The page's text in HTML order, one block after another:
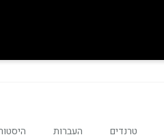
טרנדים העברות